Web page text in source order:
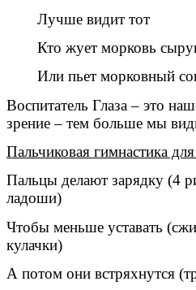
Лучше видит тот
Кто жует морковь
Или пьет морковный
Воспитатель Глаза – это
зрение – тем больше мы
Пальчиковая гимнастика
Пальцы делают зарядку (4
ладоши)
Чтобы меньше уставать
кулачки)
А потом они встряхнутся